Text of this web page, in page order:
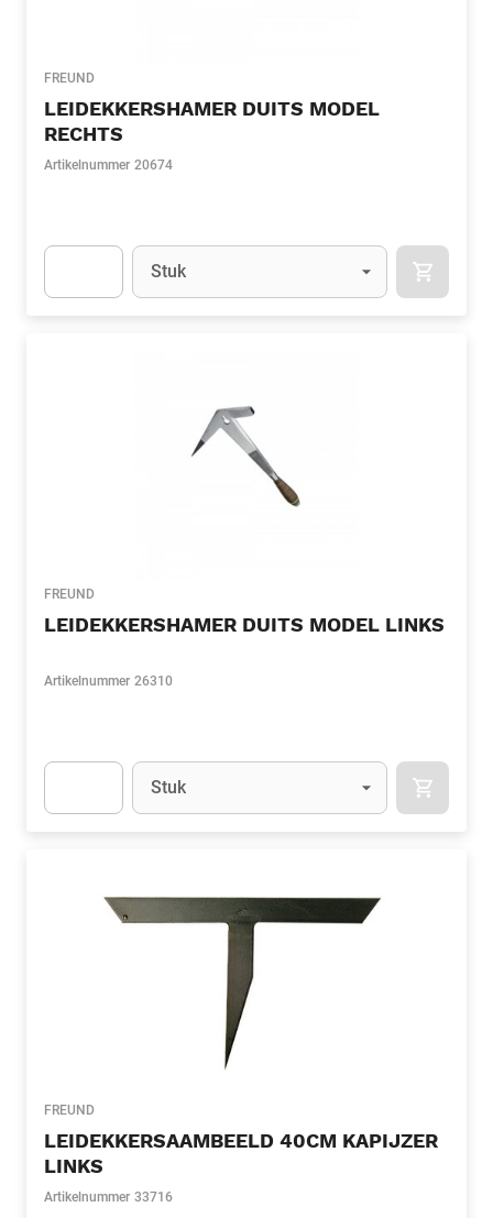
FREUND
LEIDEKKERSHAMER DUITS MODEL
RECHTS
Artikelnummer 20674
Eenheid
Stuk
FREUND
LEIDEKKERSHAMER DUITS MODEL LINKS
Artikelnummer 26310
Eenheid
Stuk
FREUND
LEIDEKKERSAAMBEELD 40CM KAPIJZER
LINKS
Artikelnummer 33716